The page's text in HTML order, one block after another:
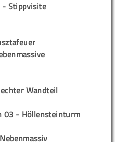
- Stippvisite
Wandteil
03 - Höllensteinturm